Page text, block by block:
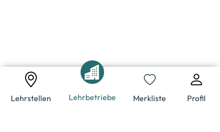
Lehrstellen Lehrbetriebe Merkliste Profil